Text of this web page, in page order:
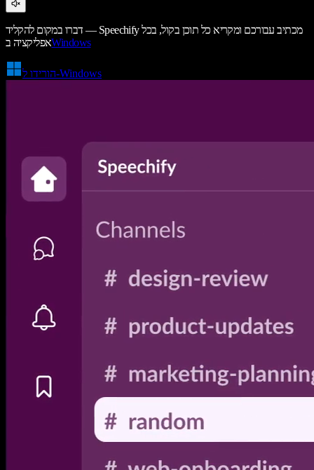
דברו במקום להקליד — Speechify מכתיב עבורכם ומקריא כל תוכן בקול, בכל
אפליקציה בWindows
הורידו ל-Windows